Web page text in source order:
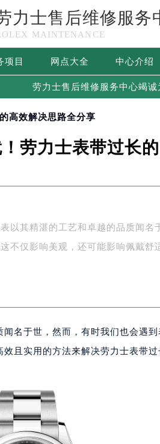
力士售后维修服务
MAINTENANCE
项目 网点大全 中心介绍
劳力士售后维修服务中心竭诚
高效解决思路全分享
劳力士表带过长
表以其精湛的工艺和卓越的品质闻名
不仅影响美观，还可能影响佩戴舒
名于世，然而，有时我们也会遇
且实用的方法来解决劳力士表带过